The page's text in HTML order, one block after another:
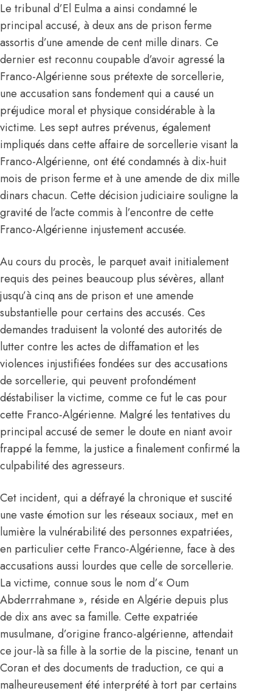
Le tribunal d’El Eulma a ainsi condamné le
principal accusé, à deux ans de prison ferme
assortis d’une amende de cent mille dinars. Ce
dernier est reconnu coupable d’avoir agressé la
Franco-Algérienne sous prétexte de sorcellerie,
une accusation sans fondement qui a causé un
préjudice moral et physique considérable à la
victime. Les sept autres prévenus, également
impliqués dans cette affaire de sorcellerie visant la
Franco-Algérienne, ont été condamnés à dix-huit
mois de prison ferme et à une amende de dix mille
dinars chacun. Cette décision judiciaire souligne la
gravité de l’acte commis à l’encontre de cette
Franco-Algérienne injustement accusée.
Au cours du procès, le parquet avait initialement
requis des peines beaucoup plus sévères, allant
jusqu’à cinq ans de prison et une amende
substantielle pour certains des accusés. Ces
demandes traduisent la volonté des autorités de
lutter contre les actes de diffamation et les
violences injustifiées fondées sur des accusations
de sorcellerie, qui peuvent profondément
déstabiliser la victime, comme ce fut le cas pour
cette Franco-Algérienne. Malgré les tentatives du
principal accusé de semer le doute en niant avoir
frappé la femme, la justice a finalement confirmé la
culpabilité des agresseurs.
Cet incident, qui a défrayé la chronique et suscité
une vaste émotion sur les réseaux sociaux, met en
lumière la vulnérabilité des personnes expatriées,
en particulier cette Franco-Algérienne, face à des
accusations aussi lourdes que celle de sorcellerie.
La victime, connue sous le nom d’« Oum
Abderrrahmane », réside en Algérie depuis plus
de dix ans avec sa famille. Cette expatriée
musulmane, d’origine franco-algérienne, attendait
ce jour-là sa fille à la sortie de la piscine, tenant un
Coran et des documents de traduction, ce qui a
malheureusement été interprété à tort par certains